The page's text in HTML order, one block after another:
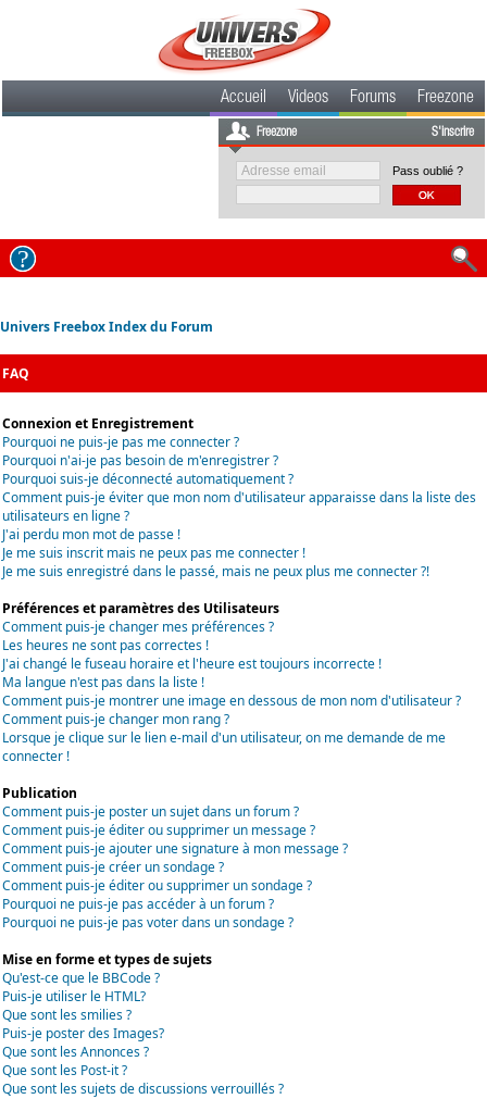
Accueil Videos Forums Freezone
Freezone S'inscrire
Pass oublié ?
Univers Freebox Index du Forum
FAQ
Connexion et Enregistrement
Pourquoi ne puis-je pas me connecter ?
Pourquoi n'ai-je pas besoin de m'enregistrer ?
Pourquoi suis-je déconnecté automatiquement ?
Comment puis-je éviter que mon nom d'utilisateur apparaisse dans la liste des
utilisateurs en ligne ?
J'ai perdu mon mot de passe !
Je me suis inscrit mais ne peux pas me connecter !
Je me suis enregistré dans le passé, mais ne peux plus me connecter ?!
Préférences et paramètres des Utilisateurs
Comment puis-je changer mes préférences ?
Les heures ne sont pas correctes !
J'ai changé le fuseau horaire et l'heure est toujours incorrecte !
Ma langue n'est pas dans la liste !
Comment puis-je montrer une image en dessous de mon nom d'utilisateur ?
Comment puis-je changer mon rang ?
Lorsque je clique sur le lien e-mail d'un utilisateur, on me demande de me
connecter !
Publication
Comment puis-je poster un sujet dans un forum ?
Comment puis-je éditer ou supprimer un message ?
Comment puis-je ajouter une signature à mon message ?
Comment puis-je créer un sondage ?
Comment puis-je éditer ou supprimer un sondage ?
Pourquoi ne puis-je pas accéder à un forum ?
Pourquoi ne puis-je pas voter dans un sondage ?
Mise en forme et types de sujets
Qu'est-ce que le BBCode ?
Puis-je utiliser le HTML?
Que sont les smilies ?
Puis-je poster des Images?
Que sont les Annonces ?
Que sont les Post-it ?
Que sont les sujets de discussions verrouillés ?